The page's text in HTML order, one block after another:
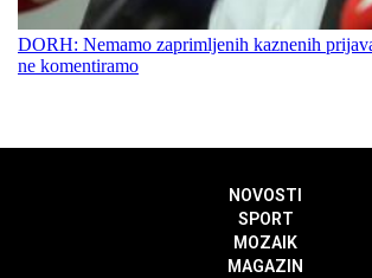
DORH: Nemamo zaprimljenih kaznenih
ne komentiramo
NOVOSTI
SPORT
MOZAIK
MAGAZIN